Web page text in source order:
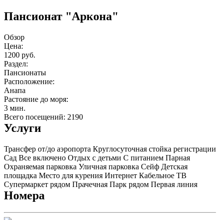
Пансионат "Аркона"
Обзор
Цена:
1200 руб.
Раздел:
Пансионаты
Расположение:
Анапа
Растояние до моря:
3 мин.
Всего посещений: 2190
Услуги
Трансфер от/до аэропорта Круглосуточная стойка регистрации
Сад Все включено Отдых с детьми С питанием Парная
Охраняемая парковка Уличная парковка Сейф Детская
площадка Место для курения Интернет Кабельное ТВ
Супермаркет рядом Прачечная Парк рядом Первая линия
Номера